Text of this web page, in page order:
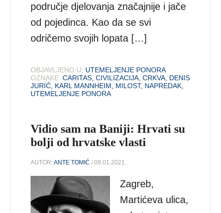
područje djelovanja značajnije i jače
od pojedinca. Kao da se svi
odričemo svojih lopata […]
OBJAVLJENO U: UTEMELJENJE PONORA
OZNAKE: CARITAS ,CIVILIZACIJA ,CRKVA DENIS
JURIĆ KARL MANNHEIM MILOST, NAPREDAK
UTEMELJENJE PONORA
Vidio sam na Baniji: Hrvati su
bolji od hrvatske vlasti
AUTOR:ANTE TOMIĆ / 09.01.2021.
Zagreb,
Martićeva ulica,